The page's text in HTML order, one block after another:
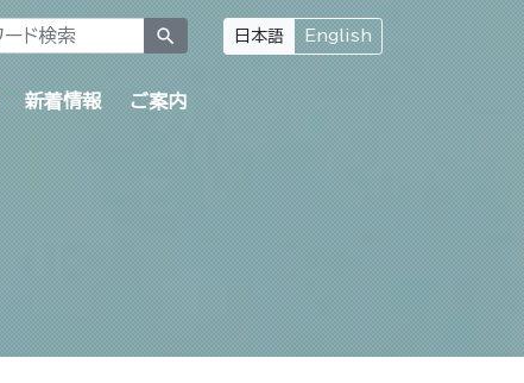
search 日本語 English
新着情報 ご案内